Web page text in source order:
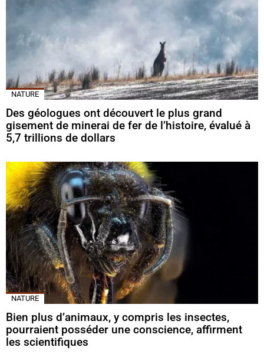
NATURE
Des géologues ont découvert le plus grand
gisement de minerai de fer de l’histoire, évalué à
5,7 trillions de dollars
NATURE
Bien plus d’animaux, y compris les insectes,
pourraient posséder une conscience, affirment
les scientifiques